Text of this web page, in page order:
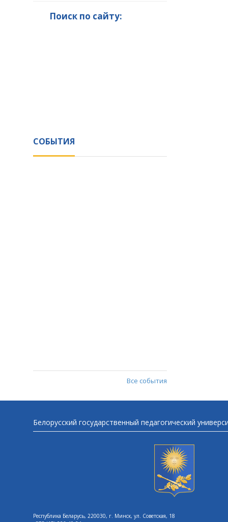
Поиск по сайту:
СОБЫТИЯ
Все события
Белорусский государственный педагогический
Республика Беларусь, 220030, г. Минск, ул. Советская, 18